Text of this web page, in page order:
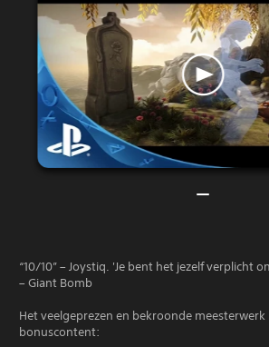
“10/10” – Joystiq. 'Je bent het jezelf verplicht
– Giant Bomb
Het veelgeprezen en bekroonde meesterwerk
bonuscontent: